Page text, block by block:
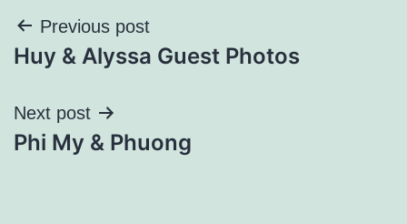
Điều
hướng
bài
viết
Previous post
Huy & Alyssa Guest Photos
Next post
Phi My & Phuong